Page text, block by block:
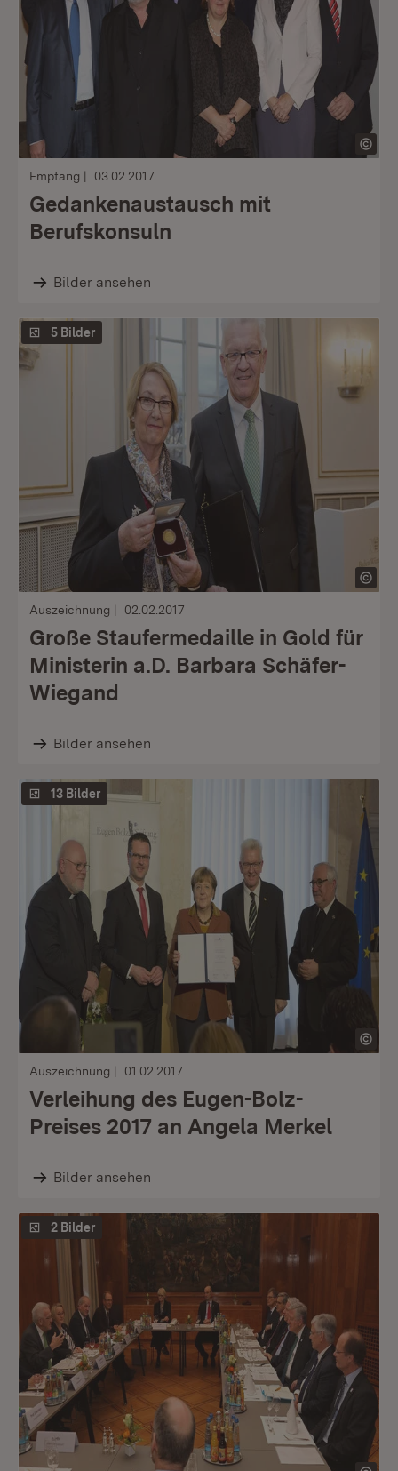
Empfang 03.02.2017
Gedankenaustausch mit
Berufskonsuln
Bilder ansehen
5 Bilder
Auszeichnung 02.02.2017
Große Staufermedaille in Gold für
Ministerin a.D. Barbara Schäfer-
Wiegand
Bilder ansehen
13 Bilder
Auszeichnung 01.02.2017
Verleihung des Eugen-Bolz-
Preises 2017 an Angela Merkel
Bilder ansehen
2 Bilder